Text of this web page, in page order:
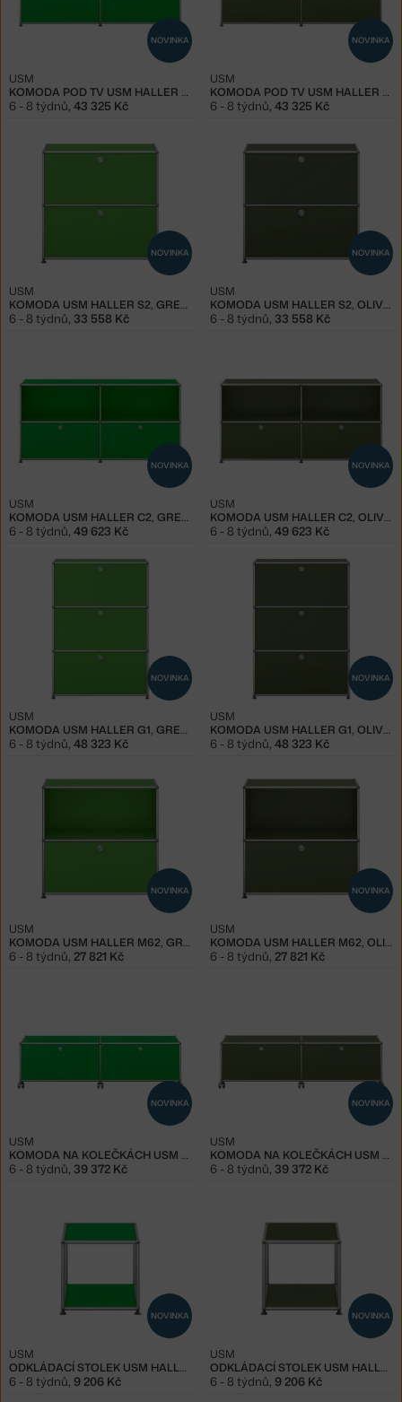
NOVINKA
KOMODA POD TV USM HALLER O2, GREEN
USM
6 - 8 týdnů, 43 325 Kč
NOVINKA
KOMODA POD TV USM HALLER O2, OLIVE GREEN
USM
6 - 8 týdnů, 43 325 Kč
NOVINKA
KOMODA USM HALLER S2, GREEN
USM
6 - 8 týdnů, 33 558 Kč
NOVINKA
KOMODA USM HALLER S2, OLIVE GREEN
USM
6 - 8 týdnů, 33 558 Kč
NOVINKA
KOMODA USM HALLER C2, GREEN
USM
6 - 8 týdnů, 49 623 Kč
NOVINKA
KOMODA USM HALLER C2, OLIVE GREEN
USM
6 - 8 týdnů, 49 623 Kč
NOVINKA
KOMODA USM HALLER G1, GREEN
USM
6 - 8 týdnů, 48 323 Kč
NOVINKA
KOMODA USM HALLER G1, OLIVE GREEN
USM
6 - 8 týdnů, 48 323 Kč
NOVINKA
KOMODA USM HALLER M62, GREEN
USM
6 - 8 týdnů, 27 821 Kč
NOVINKA
KOMODA USM HALLER M62, OLIVE GREEN
USM
6 - 8 týdnů, 27 821 Kč
NOVINKA
KOMODA NA KOLEČKÁCH USM HALLER M61, GREEN
USM
6 - 8 týdnů, 39 372 Kč
NOVINKA
KOMODA NA KOLEČKÁCH USM HALLER M61, OLIVE GREEN
USM
6 - 8 týdnů, 39 372 Kč
NOVINKA
ODKLÁDACÍ STOLEK USM HALLER M21, GREEN
USM
6 - 8 týdnů, 9 206 Kč
NOVINKA
ODKLÁDACÍ STOLEK USM HALLER M21, OLIVE GREEN
USM
6 - 8 týdnů, 9 206 Kč